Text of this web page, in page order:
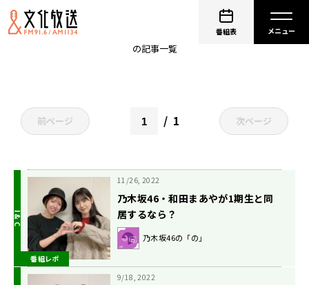
番組表
の記事一覧
前ページ 1 次ページ
番組レポ
11/26, 2022
乃木坂46・和田まあやが1期生と同
居するなら？
乃木坂46の「の」
9/18, 2022